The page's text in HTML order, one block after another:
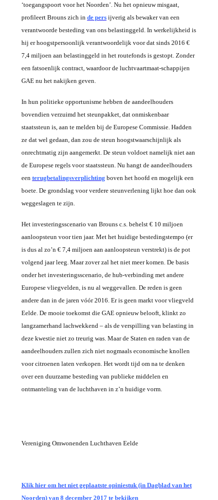
‘toegangspoort voor het Noorden’. Nu het opnieuw misgaat,
profileert Brouns zich in de persijverig als bewaker van een
verantwoorde besteding van ons belastinggeld. In werkelijkheid is
hij er hoogstpersoonlijk verantwoordelijk voor dat sinds 2016 €
7,4 miljoen aan belastinggeld in het routefonds is gestopt. Zonder
een fatsoenlijk contract, waardoor de luchtvaartmaat-schappijen
GAE nu het nakijken geven.
In hun politieke opportunisme hebben de aandeelhouders
bovendien verzuimd het steunpakket, dat onmiskenbaar
staatssteun is, aan te melden bij de Europese Commissie. Hadden
ze dat wel gedaan, dan zou de steun hoogstwaarschijnlijk als
onrechtmatig zijn aangemerkt. De steun voldoet namelijk niet aan
de Europese regels voor staatssteun. Nu hangt de aandeelhouders
een terugbetalingsverplichting boven het hoofd en mogelijk een
boete. De grondslag voor verdere steunverlening lijkt hoe dan ook
weggeslagen te zijn.
Het investeringsscenario van Brouns c.s. behelst € 10 miljoen
aanloopsteun voor tien jaar. Met het huidige bestedingstempo (er
is dus al zo’n € 7,4 miljoen aan aanloopsteun verstrekt) is de pot
volgend jaar leeg. Maar zover zal het niet meer komen. De basis
onder het investeringsscenario, de hub-verbinding met andere
Europese vliegvelden, is nu al weggevallen. De reden is geen
andere dan in de jaren vóór 2016. Er is geen markt voor vliegveld
Eelde. De mooie toekomst die GAE opnieuw belooft, klinkt zo
langzamerhand lachwekkend – als de verspilling van belasting in
deze kwestie niet zo treurig was. Maar de Staten en raden van de
aandeelhouders zullen zich niet nogmaals economische knollen
voor citroenen laten verkopen. Het wordt tijd om na te denken
over een duurzame besteding van publieke middelen en
ontmanteling van de luchthaven in z’n huidige vorm.
Vereniging Omwonenden Luchthaven Eelde
Klik hier om het niet geplaatste opiniestuk (in Dagblad van het
Noorden) van 8 december 2017 te bekijken